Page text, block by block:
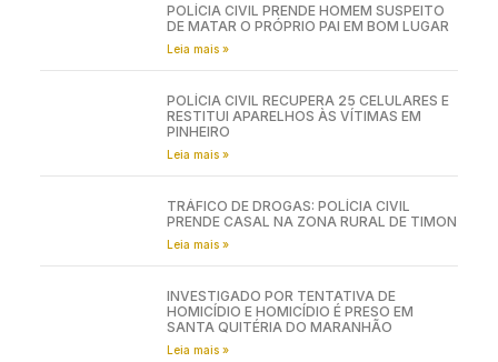
POLÍCIA CIVIL PRENDE HOMEM SUSPEITO
DE MATAR O PRÓPRIO PAI EM BOM LUGAR
Leia mais »
POLÍCIA CIVIL RECUPERA 25 CELULARES E
RESTITUI APARELHOS ÀS VÍTIMAS EM
PINHEIRO
Leia mais »
TRÁFICO DE DROGAS: POLÍCIA CIVIL
PRENDE CASAL NA ZONA RURAL DE TIMON
Leia mais »
INVESTIGADO POR TENTATIVA DE
HOMICÍDIO E HOMICÍDIO É PRESO EM
SANTA QUITÉRIA DO MARANHÃO
Leia mais »